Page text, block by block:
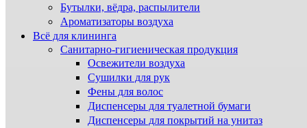
Бутылки, вёдра, распылители
Ароматизаторы воздуха
Всё для клининга
Санитарно-гигиеническая продукция
Освежители воздуха
Сушилки для рук
Фены для волос
Диспенсеры для туалетной бумаги
Диспенсеры для покрытий на унитаз